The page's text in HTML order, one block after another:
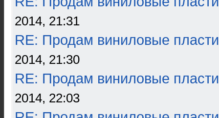
2014, 21:31
RE: Продам виниловые
2014, 21:30
RE: Продам виниловые
2014, 22:03